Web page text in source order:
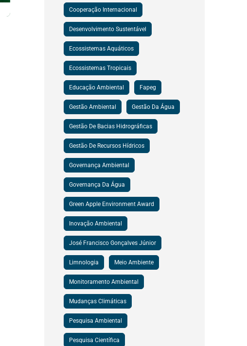
Cooperação Internacional
Desenvolvimento Sustentável
Ecossistemas Aquáticos
Ecossistemas Tropicais
Educação Ambiental Fapeg
Gestão Ambiental Gestão Da Água
Gestão De Bacias Hidrográficas
Gestão De Recursos Hídricos
Governança Ambiental
Governança Da Água
Green Apple Environment Award
Inovação Ambiental
José Francisco Gonçalves Júnior
Limnologia Meio Ambiente
Monitoramento Ambiental
Mudanças Climáticas
Pesquisa Ambiental
Pesquisa Científica